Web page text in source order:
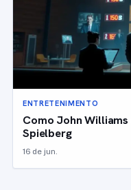
ENTRETENIMENTO
Como John
Spielberg
16 de jun.